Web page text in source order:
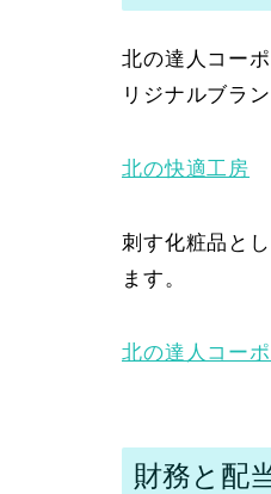
北の達人コー
リジナルブラ
北の快適工房
刺す化粧品と
ます。
北の達人コー
財務と配